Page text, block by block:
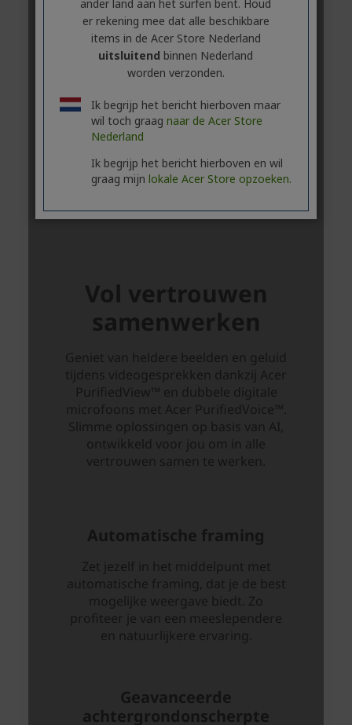
ander land aan het surfen bent. Houd
er rekening mee dat alle beschikbare
items in de Acer Store Nederland
uitsluitend binnen Nederland
worden verzonden.
Ik begrijp het bericht hierboven maar
wil toch graag naar de Acer Store
Nederland
Ik begrijp het bericht hierboven en wil
graag mijn lokale Acer Store opzoeken.